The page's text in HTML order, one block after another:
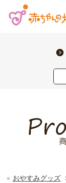
おやすみグッズ